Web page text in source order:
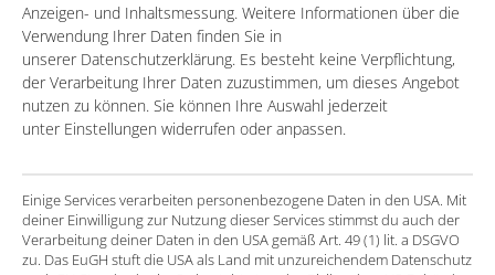
Anzeigen- und Inhaltsmessung. Weitere Informationen über die
Verwendung Ihrer Daten finden Sie in
unserer Datenschutzerklärung. Es besteht keine Verpflichtung,
der Verarbeitung Ihrer Daten zuzustimmen, um dieses Angebot
nutzen zu können. Sie können Ihre Auswahl jederzeit
unter Einstellungen widerrufen oder anpassen.
Einige Services verarbeiten personenbezogene Daten in den USA. Mit
deiner Einwilligung zur Nutzung dieser Services stimmst du auch der
Verarbeitung deiner Daten in den USA gemäß Art. 49 (1) lit. a DSGVO
zu. Das EuGH stuft die USA als Land mit unzureichendem Datenschutz
News
Karriere
Cookie-Richtlinie (EU)
Sitemap / Inhaltsverzeichnis
Datenschutz
AKTUELLE HIGHLIGHTS
Whitepaper: Erfolgsfaktor PSA
Whitepaper: Wie Marketing Automation zum Erfolg führt